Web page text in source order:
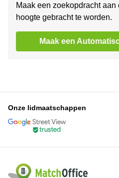
Maak een zoekopdracht
hoogte gebracht te worden.
Maak een
Onze lidmaatschappen